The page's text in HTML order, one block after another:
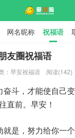
网名昵称 祝福语
友圈祝福语
： 早安祝福语 阅读(142)
奋斗，才能使自己
直前。早安！
是，努力给你一